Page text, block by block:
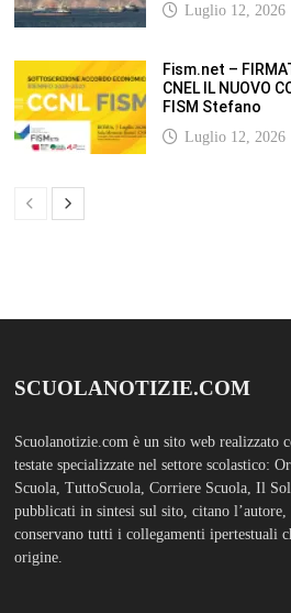
Luglio 12, 2026
Fism.net –
CNEL IL NUOVO
FISM Stefano
Luglio 12, 2026
SCUOLANOTIZIE.COM
Scuolanotizie.com è un sito web realizzato
testate specializzate nel settore scolastico:
Scuola, TuttoScuola, Corriere Scuola, Il
pubblicati in sintesi sul sito, citano
conservano tutti i collegamenti ipertestuali
origine.